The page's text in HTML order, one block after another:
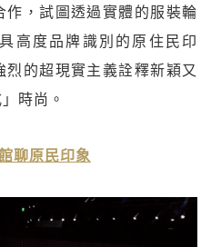
，試圖透過實體的服裝輪
高度品牌識別的原住民印
的超現實主義詮釋新穎又
時尚。
聊原民印象